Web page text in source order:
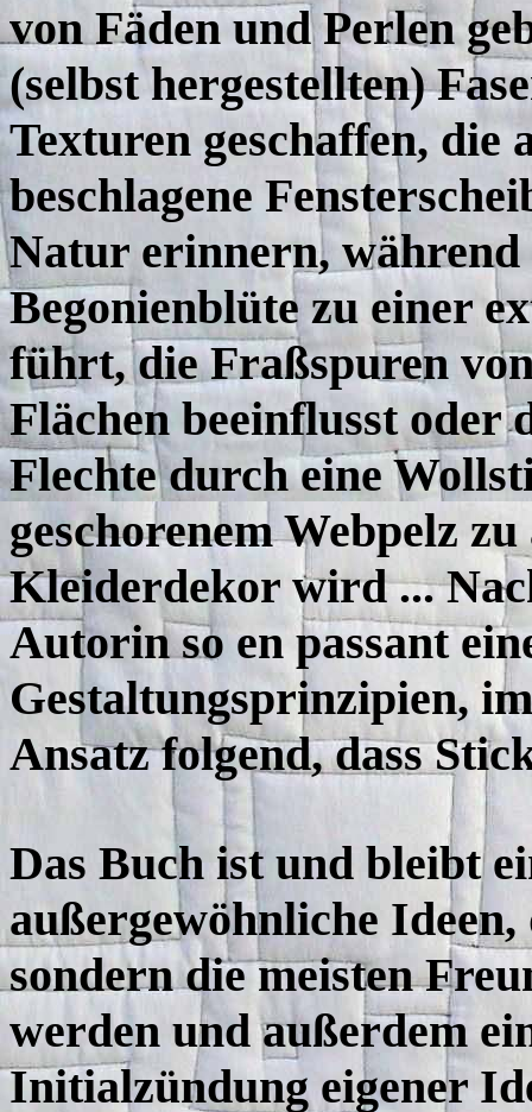
von Fäden und Perlen
(selbst hergestellten)
Texturen geschaffen, die
beschlagene
Natur erinnern,
Begonienblüte zu einer
führt, die Fraßspuren
Flächen beeinflusst oder
Flechte durch eine
geschorenem Webpelz
Kleiderdekor wird ...
Autorin so en passant
Gestaltungsprinzipien,
Ansatz folgend, dass
Das Buch ist und bleibt
außergewöhnliche
sondern die meisten
werden und außerdem
Initialzündung eigener